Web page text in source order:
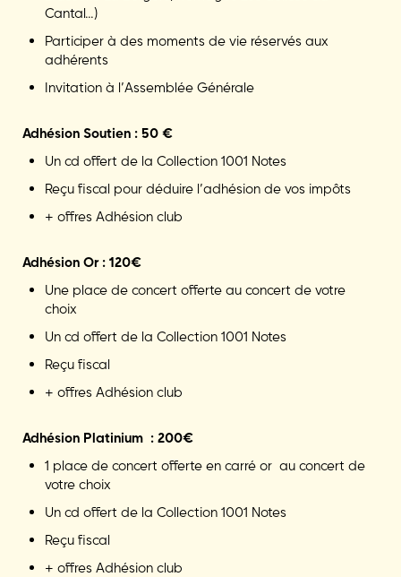
Cantal…)
Participer à des moments de vie réservés aux
adhérents
Invitation à l’Assemblée Générale
Adhésion Soutien : 50 €
Un cd offert de la Collection 1001 Notes
Reçu fiscal pour déduire l’adhésion de vos impôts
+ offres Adhésion club
Adhésion Or : 120€
Une place de concert offerte au concert de votre
choix
Un cd offert de la Collection 1001 Notes
Reçu fiscal
+ offres Adhésion club
Adhésion Platinium : 200€
1 place de concert offerte en carré or au concert de
votre choix
Un cd offert de la Collection 1001 Notes
Reçu fiscal
+ offres Adhésion club